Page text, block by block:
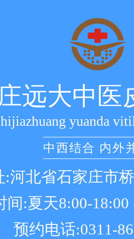
远大中医
yuanda
中西结合 内外
:河北省石家庄市
间:夏天8:00-18:00
预约电话:0311-